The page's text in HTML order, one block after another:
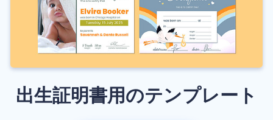
出生証明書用のテンプレート